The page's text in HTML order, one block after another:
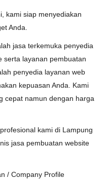
kami siap menyediakan
Anda.
jasa terkemuka penyedia
serta layanan pembuatan
penyedia layanan web
kepuasan Anda. Kami
cepat namun dengan harga
kami di Lampung
jasa pembuatan website
/ Company Profile